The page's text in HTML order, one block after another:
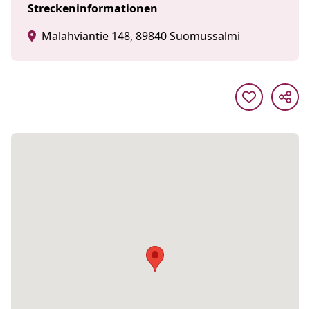
Streckeninformationen
Malahviantie 148, 89840 Suomussalmi